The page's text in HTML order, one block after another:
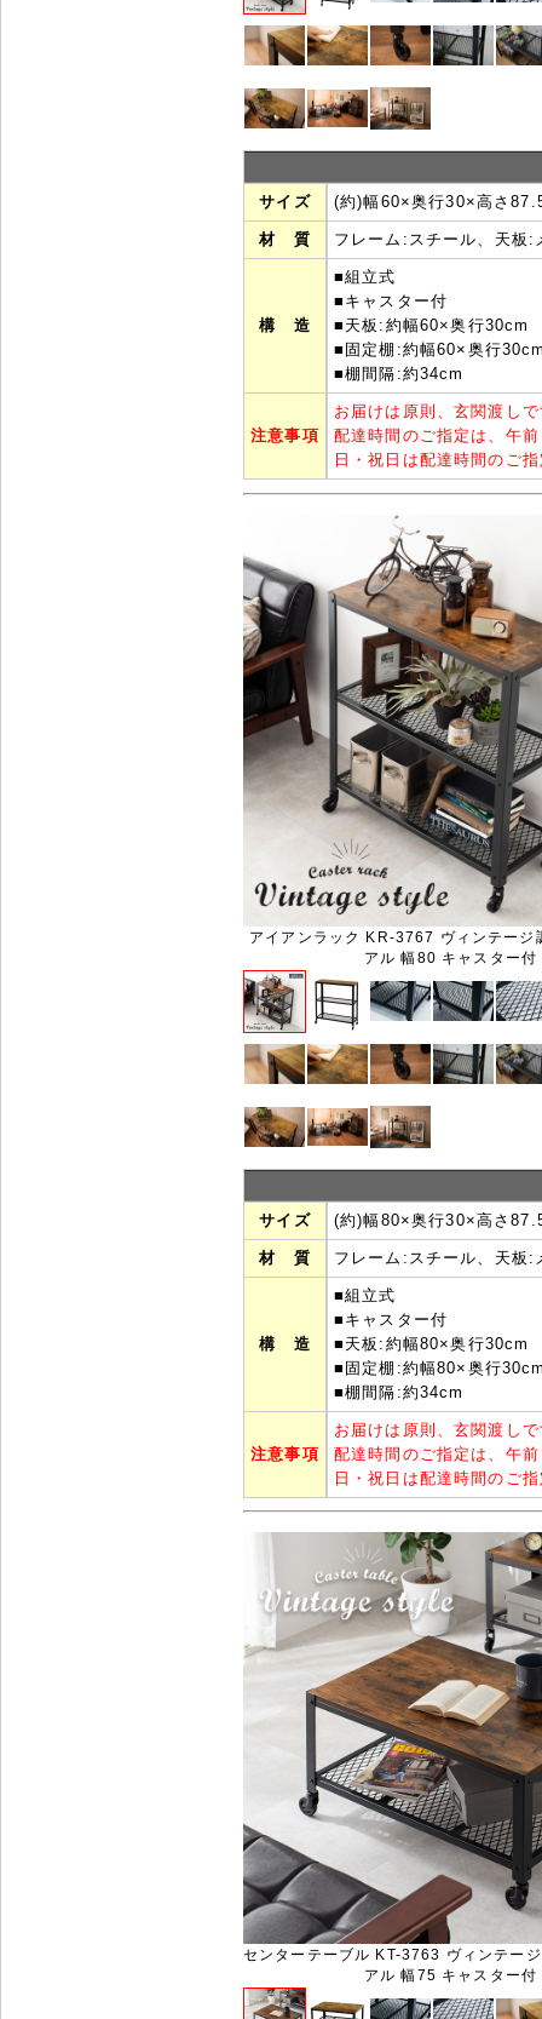
サイズ (約)幅60×奥行30×高さ
材 質 フレーム:スチール、天板:
構 造
■組立式
■キャスター付
■天板:約幅60×奥行30cm
■固定棚:約幅60×奥行
■棚間隔:約34cm
注意事項
お届けは原則、玄関渡し
配達時間のご指定は、午
日・祝日は配達時間のご
アイアンラック KR-3767 ヴィンテージ
アル 幅80 キャスター付
サイズ (約)幅80×奥行30×高さ
材 質 フレーム:スチール、天板:
構 造
■組立式
■キャスター付
■天板:約幅80×奥行30cm
■固定棚:約幅80×奥行
■棚間隔:約34cm
注意事項
お届けは原則、玄関渡し
配達時間のご指定は、午
日・祝日は配達時間のご
センターテーブル KT-3763 ヴィンテー
アル 幅75 キャスター付